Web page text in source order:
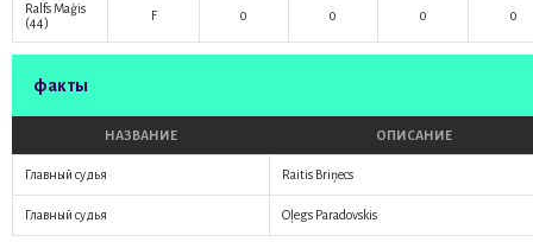
Ralfs Maģis
(44)
F 0 0 0 0
факты
НАЗВАНИЕ ОПИСАНИЕ
Главный судья Raitis Briņecs
Главный судья Oļegs Paradovskis